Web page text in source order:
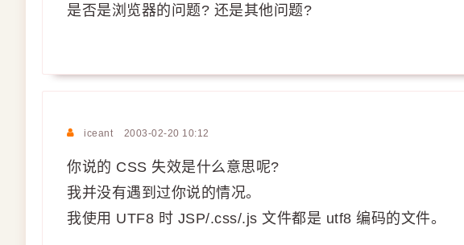
是否是浏览器的问题? 还是其他问题?
iceant 2003-02-20 10:12
你说的 CSS 失效是什么意思呢?
我并没有遇到过你说的情况。
我使用 UTF8 时 JSP/.css/.js 文件都是 utf8 编码的文件。